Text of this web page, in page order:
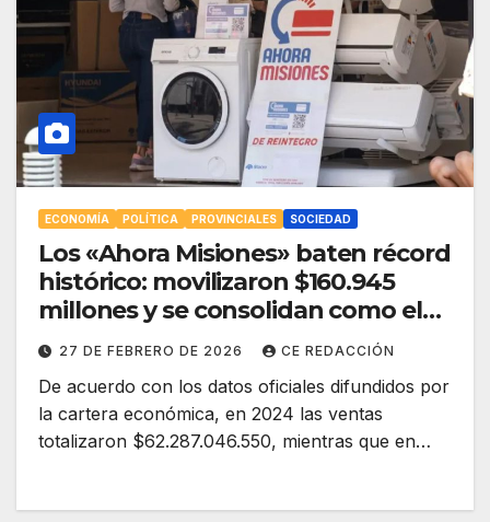
ECONOMÍA POLÍTICA PROVINCIALES SOCIEDAD
Los «Ahora Misiones» baten récord
histórico: movilizaron $160.945
millones y se consolidan como el
gran motor del consumo
provincial
27 DE FEBRERO DE 2026 CE REDACCIÓN
De acuerdo con los datos oficiales difundidos por
la cartera económica, en 2024 las ventas
totalizaron $62.287.046.550, mientras que en…